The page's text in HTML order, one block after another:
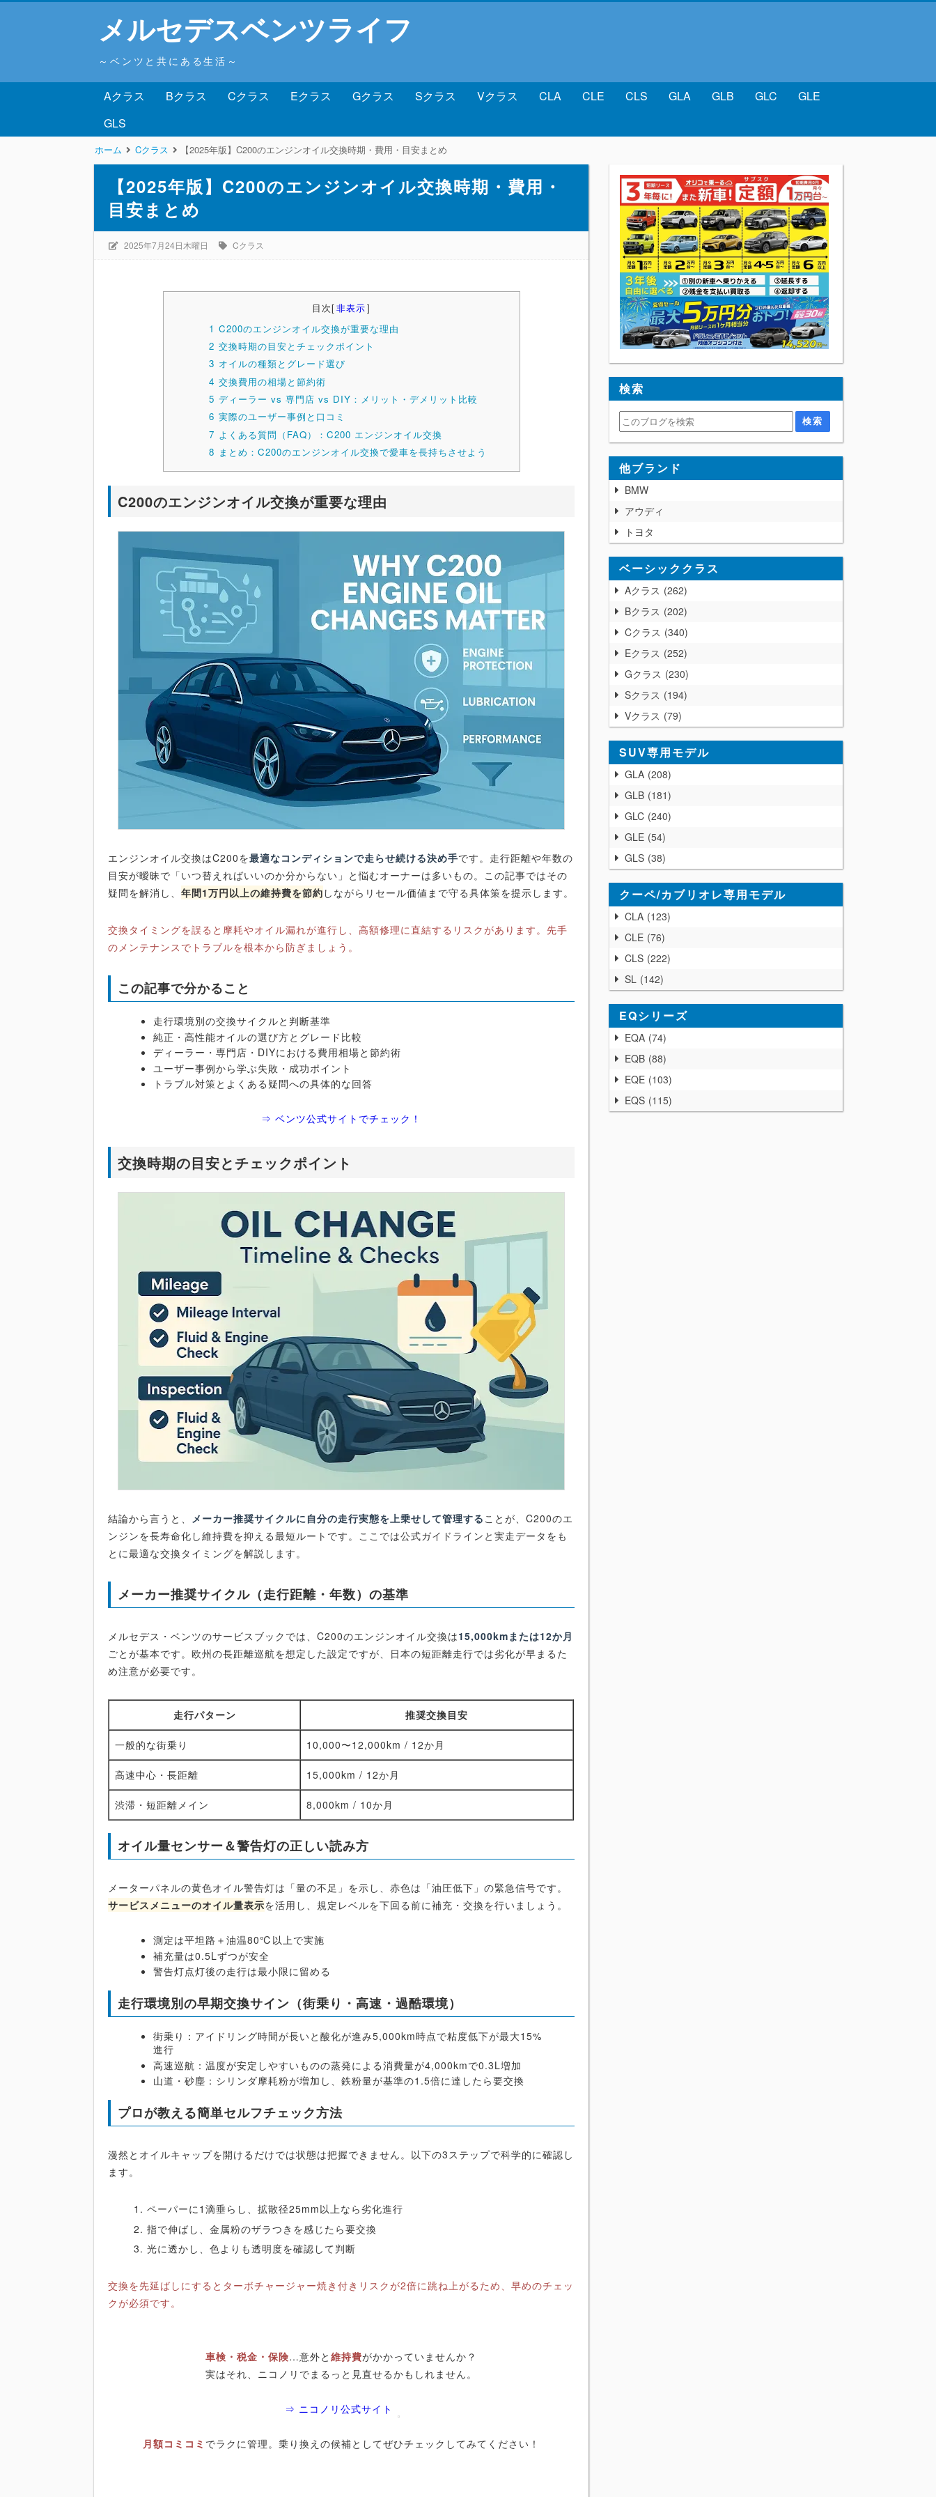
メルセデスベンツライフ
～ベンツと共にある生活～
Aクラス Bクラス Cクラス Eクラス Gクラス Sクラス Vクラス CLA CLE CLS GLA GLB GLC
GLE
GLS
ホーム Cクラス 【2025年版】C200のエンジンオイル交換時期・費用・目安まとめ
【2025年版】C200のエンジンオイル交換時期・費用・
目安まとめ
2025年7月24日木曜日 Cクラス
目次[非表示]
1 C200のエンジンオイル交換が重要な理由
2 交換時期の目安とチェックポイント
3 オイルの種類とグレード選び
4 交換費用の相場と節約術
5 ディーラー vs 専門店 vs DIY：メリット・デメリット比較
6 実際のユーザー事例と口コミ
7 よくある質問（FAQ）：C200 エンジンオイル交換
8 まとめ：C200のエンジンオイル交換で愛車を長持ちさせよう
C200のエンジンオイル交換が重要な理由
エンジンオイル交換はC200を最適なコンディションで走らせ続ける決め手です。走行距離や年数の
目安が曖昧で「いつ替えればいいのか分からない」と悩むオーナーは多いもの。この記事ではその
疑問を解消し、年間1万円以上の維持費を節約 しながらリセール価値まで守る具体策を提示します。
交換タイミングを誤ると摩耗やオイル漏れが進行し、高額修理に直結するリスクがあります。先手
のメンテナンスでトラブルを根本から防ぎましょう。
この記事で分かること
走行環境別の交換サイクルと判断基準
純正・高性能オイルの選び方とグレード比較
ディーラー・専門店・DIYにおける費用相場と節約術
ユーザー事例から学ぶ失敗・成功ポイント
トラブル対策とよくある疑問への具体的な回答
⇒ ベンツ公式サイトでチェック！
交換時期の目安とチェックポイント
結論から言うと、 メーカー推奨サイクルに自分の走行実態を上乗せして管理することが、C200のエ
ンジンを長寿命化し維持費を抑える最短ルートです。ここでは公式ガイドラインと実走データをも
とに最適な交換タイミングを解説します。
メーカー推奨サイクル（走行距離・年数）の基準
メルセデス・ベンツのサービスブックでは、C200のエンジンオイル交換は15,000kmまたは12か月
ごとが基本です。欧州の長距離巡航を想定した設定ですが、日本の短距離走行では劣化が早まるた
め注意が必要です。
走行パターン 推奨交換目安
一般的な街乗り 10,000〜12,000km / 12か月
高速中心・長距離 15,000km / 12か月
渋滞・短距離メイン 8,000km / 10か月
オイル量センサー＆警告灯の正しい読み方
メーターパネルの黄色オイル警告灯は「量の不足」を示し、赤色は「油圧低下」の緊急信号です。
サービスメニューのオイル量表示を活用し、規定レベルを下回る前に補充・交換を行いましょう。
測定は平坦路＋油温80℃以上で実施
補充量は0.5Lずつが安全
警告灯点灯後の走行は最小限に留める
走行環境別の早期交換サイン（街乗り・高速・過酷環境）
街乗り：アイドリング時間が長いと酸化が進み5,000km時点で粘度低下が最大15%
進行
高速巡航：温度が安定しやすいものの蒸発による消費量が4,000kmで0.3L増加
山道・砂塵：シリンダ摩耗粉が増加し、鉄粉量が基準の1.5倍に達したら要交換
プロが教える簡単セルフチェック方法
漫然とオイルキャップを開けるだけでは状態は把握できません。以下の3ステップで科学的に確認し
ます。
ペーパーに1滴垂らし、拡散径25mm以上なら劣化進行
指で伸ばし、金属粉のザラつきを感じたら要交換
光に透かし、色よりも透明度を確認して判断
交換を先延ばしにするとターボチャージャー焼き付きリスクが2倍に跳ね上がるため、早めのチェッ
クが必須です。
車検・税金・保険…意外と 維持費がかかっていませんか？
実はそれ、ニコノリでまるっと見直せるかもしれません。
⇒ ニコノリ公式サイト
月額コミコミ でラクに管理。乗り換えの候補としてぜひチェックしてみてください！
検索
他ブランド
BMW
アウディ
トヨタ
ベーシッククラス
Aクラス 262
Bクラス 202
Cクラス 340
Eクラス 252
Gクラス 230
Sクラス
194
Vクラス 79
SUV専用モデル
GLA 208
GLB 181
GLC 240
GLE 54
GLS 38
クーペ/カブリオレ専用モデル
CLA 123
CLE 76
CLS 222
SL 142
EQシリーズ
EQA 74
EQB 88
EQE 103
EQS 115